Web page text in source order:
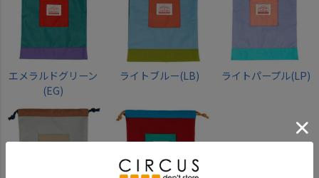
エメラルドグリーン
(EG)
ライトブルー(LB) ライトパープル(LP)